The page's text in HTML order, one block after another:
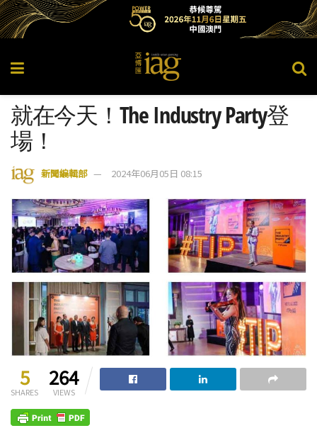
就在今天！The Industry Party登
場！
新聞編輯部 2024年06月05日 08:15
5
SHARES
264
VIEWS